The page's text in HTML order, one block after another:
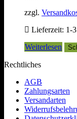
zzgl.
Lieferzeit: 1-
Weiterlesen
Rechtliches
AGB
Zahlungsarten
Versandarten